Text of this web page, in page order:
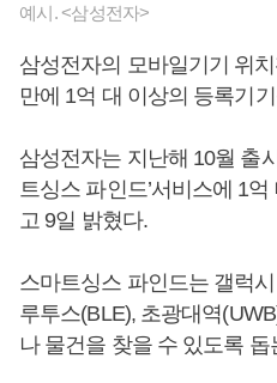
예시. <삼성전자>
삼성전자의 모바일기기 위
만에 1억 대 이상의 등록기
삼성전자는 지난해 10월 출
트싱스 파인드’서비스에 1
고 9일 밝혔다.
스마트싱스 파인드는 갤럭
루투스(BLE), 초광대역
나 물건을 찾을 수 있도록 돕